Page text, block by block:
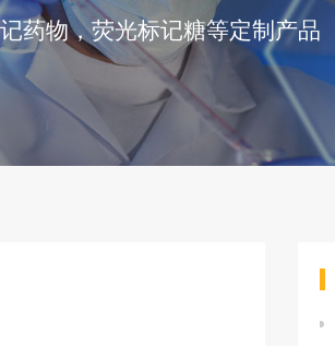
药物，荧光标记糖等定制产品